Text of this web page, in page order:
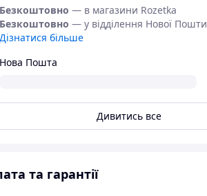
— в магазини Rozetka
— у відділення Нової Пошти
більше
Пошта
Дивитись все
та гарантії